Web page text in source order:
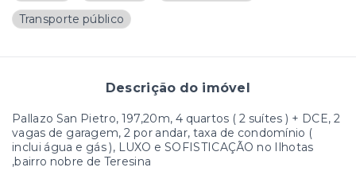
Transporte público
Descrição do imóvel
Pallazo San Pietro, 197,20m, 4 quartos ( 2 suítes ) + DCE, 2
vagas de garagem, 2 por andar, taxa de condomínio (
inclui água e gás ), LUXO e SOFISTICAÇÃO no Ilhotas
,bairro nobre de Teresina